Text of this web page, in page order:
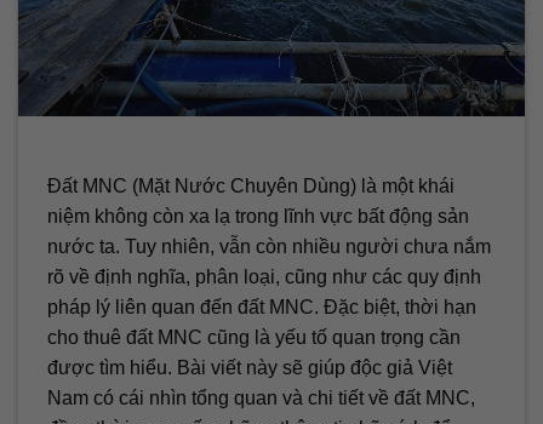
Đất MNC (Mặt Nước Chuyên Dùng) là một khái
niệm không còn xa lạ trong lĩnh vực bất động sản
nước ta. Tuy nhiên, vẫn còn nhiều người chưa nắm
rõ về định nghĩa, phân loại, cũng như các quy định
pháp lý liên quan đến đất MNC. Đặc biệt, thời hạn
cho thuê đất MNC cũng là yếu tố quan trọng cần
được tìm hiểu. Bài viết này sẽ giúp độc giả Việt
Nam có cái nhìn tổng quan và chi tiết về đất MNC,